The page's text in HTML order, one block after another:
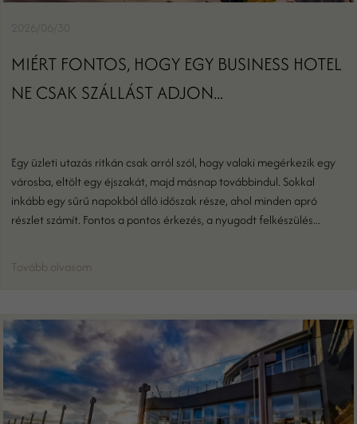
MIÉRT FONTOS, HOGY EGY BUSINESS HOTEL
NE CSAK SZÁLLÁST ADJON...
Egy üzleti utazás ritkán csak arról szól, hogy valaki megérkezik egy
városba, eltölt egy éjszakát, majd másnap továbbindul. Sokkal
inkább egy sűrű napokból álló időszak része, ahol minden apró
részlet számít. Fontos a pontos érkezés, a nyugodt felkészülés...
Tovább olvasom